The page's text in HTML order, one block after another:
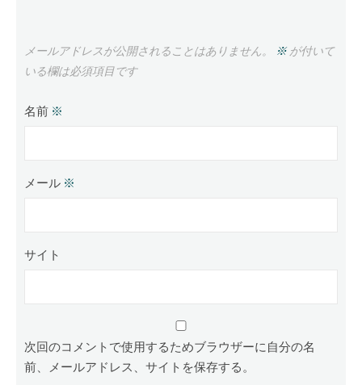
メールアドレスが公開されることはありません。 ※が付いて
いる欄は必須項目です
名前 ※
メール ※
サイト
次回のコメントで使用するためブラウザーに自分の名
前、メールアドレス、サイトを保存する。